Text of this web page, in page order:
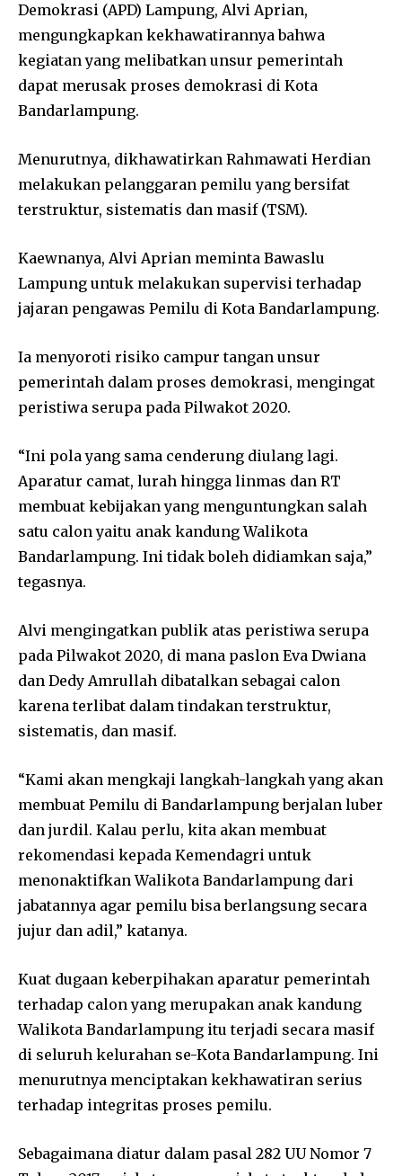
Demokrasi (APD) Lampung, Alvi Aprian,
mengungkapkan kekhawatirannya bahwa
kegiatan yang melibatkan unsur pemerintah
dapat merusak proses demokrasi di Kota
Bandarlampung.
Menurutnya, dikhawatirkan Rahmawati Herdian
melakukan pelanggaran pemilu yang bersifat
terstruktur, sistematis dan masif (TSM).
Kaewnanya, Alvi Aprian meminta Bawaslu
Lampung untuk melakukan supervisi terhadap
jajaran pengawas Pemilu di Kota Bandarlampung.
Ia menyoroti risiko campur tangan unsur
pemerintah dalam proses demokrasi, mengingat
peristiwa serupa pada Pilwakot 2020.
“Ini pola yang sama cenderung diulang lagi.
Aparatur camat, lurah hingga linmas dan RT
membuat kebijakan yang menguntungkan salah
satu calon yaitu anak kandung Walikota
Bandarlampung. Ini tidak boleh didiamkan saja,”
tegasnya.
Alvi mengingatkan publik atas peristiwa serupa
pada Pilwakot 2020, di mana paslon Eva Dwiana
dan Dedy Amrullah dibatalkan sebagai calon
karena terlibat dalam tindakan terstruktur,
sistematis, dan masif.
“Kami akan mengkaji langkah-langkah yang akan
membuat Pemilu di Bandarlampung berjalan luber
dan jurdil. Kalau perlu, kita akan membuat
rekomendasi kepada Kemendagri untuk
menonaktifkan Walikota Bandarlampung dari
jabatannya agar pemilu bisa berlangsung secara
jujur dan adil,” katanya.
Kuat dugaan keberpihakan aparatur pemerintah
terhadap calon yang merupakan anak kandung
Walikota Bandarlampung itu terjadi secara masif
di seluruh kelurahan se-Kota Bandarlampung. Ini
menurutnya menciptakan kekhawatiran serius
terhadap integritas proses pemilu.
Sebagaimana diatur dalam pasal 282 UU Nomor 7